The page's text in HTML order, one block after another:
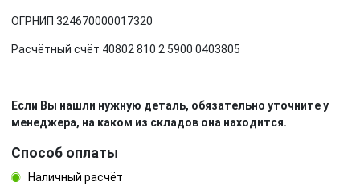
ОГРНИП 324670000017320
Расчётный счёт 40802 810 2 5900 0403805
Если Вы нашли нужную деталь, обязательно уточните у
менеджера, на каком из складов она находится.
Способ оплаты
Наличный расчёт